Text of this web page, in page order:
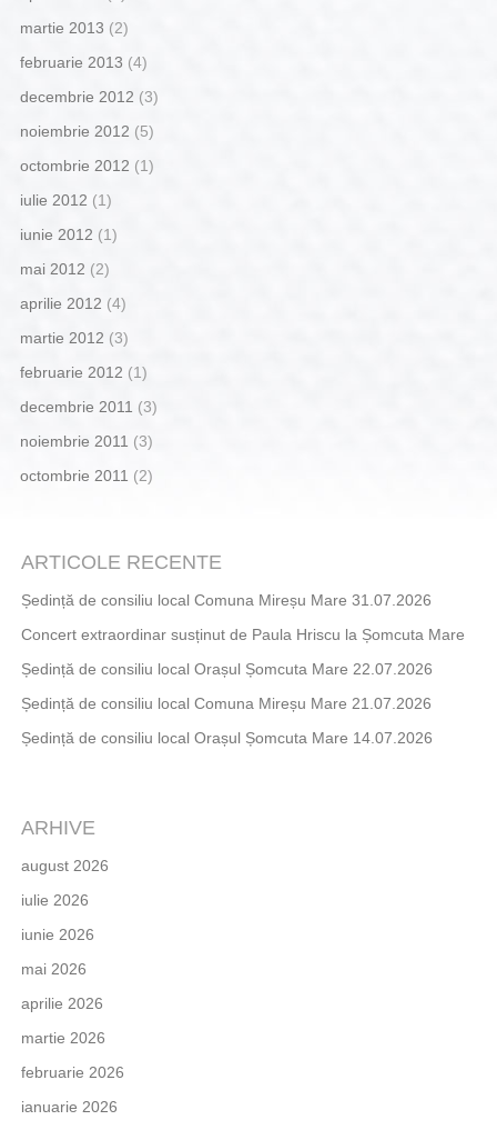
martie 2013 (2)
februarie 2013 (4)
decembrie 2012 (3)
noiembrie 2012 (5)
octombrie 2012 (1)
iulie 2012 (1)
iunie 2012 (1)
mai 2012 (2)
aprilie 2012 (4)
martie 2012 (3)
februarie 2012 (1)
decembrie 2011 (3)
noiembrie 2011 (3)
octombrie 2011 (2)
ARTICOLE RECENTE
Ședință de consiliu local Comuna Mireșu Mare 31.07.2026
Concert extraordinar susținut de Paula Hriscu la Șomcuta Mare
Ședință de consiliu local Orașul Șomcuta Mare 22.07.2026
Ședință de consiliu local Comuna Mireșu Mare 21.07.2026
Ședință de consiliu local Orașul Șomcuta Mare 14.07.2026
ARHIVE
august 2026
iulie 2026
iunie 2026
mai 2026
aprilie 2026
martie 2026
februarie 2026
ianuarie 2026